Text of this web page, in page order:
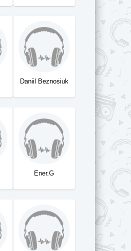
Daniil Beznosiuk
Ener.G